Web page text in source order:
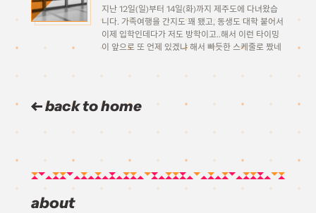
지난 12일(일)부터 14일(화)까지 제주도에 다녀왔습
니다. 가족여행을 간지도 꽤 됐고, 동생도 대학 붙어서
이제 입학인데다가 저도 방학이고..해서 이런 타이밍
이 앞으로 또 언제 있겠냐 해서 빠듯한 스케줄로 짰네
back to home
about